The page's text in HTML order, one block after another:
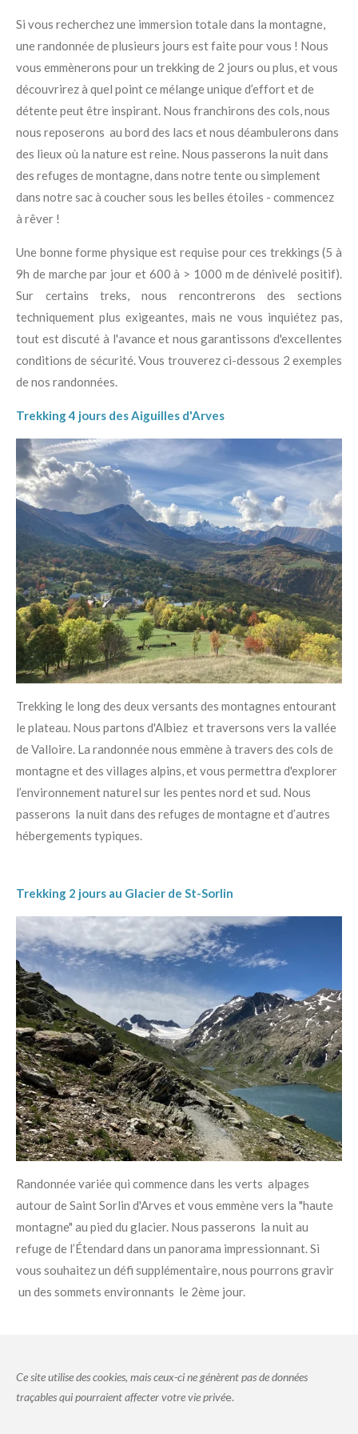
Si vous recherchez une immersion totale dans la montagne,
une randonnée de plusieurs jours est faite pour vous ! Nous
vous emmènerons pour un trekking de 2 jours ou plus, et vous
découvrirez à quel point ce mélange unique d’effort et de
détente peut être inspirant. Nous franchirons des cols, nous
nous reposerons au bord des lacs et nous déambulerons dans
des lieux où la nature est reine. Nous passerons la nuit dans
des refuges de montagne, dans notre tente ou simplement
dans notre sac à coucher sous les belles étoiles - commencez
à rêver !
Une bonne forme physique est requise pour ces trekkings (5 à
9h de marche par jour et 600 à > 1000 m de dénivelé positif).
Sur certains treks, nous rencontrerons des sections
techniquement plus exigeantes, mais ne vous inquiétez pas,
tout est discuté à l'avance et nous garantissons d'excellentes
conditions de sécurité. Vous trouverez ci-dessous 2 exemples
de nos randonnées.
Trekking 4 jours des Aiguilles d'Arves
Trekking le long des deux versants des montagnes entourant
le plateau. Nous partons d'Albiez et traversons vers la vallée
de Valloire. La randonnée nous emmène à travers des cols de
montagne et des villages alpins, et vous permettra d'explorer
l’environnement naturel sur les pentes nord et sud. Nous
passerons la nuit dans des refuges de montagne et d’autres
hébergements typiques.
Trekking 2 jours au Glacier de St-Sorlin
Randonnée variée qui commence dans les verts alpages
autour de Saint Sorlin d'Arves et vous emmène vers la "haute
montagne" au pied du glacier. Nous passerons la nuit au
refuge de l’Étendard dans un panorama impressionnant. Si
vous souhaitez un défi supplémentaire, nous pourrons gravir
un des sommets environnants le 2ème jour.
Ce site utilise des cookies, mais ceux-ci ne génèrent pas de données
traçables qui pourraient affecter votre vie privée.